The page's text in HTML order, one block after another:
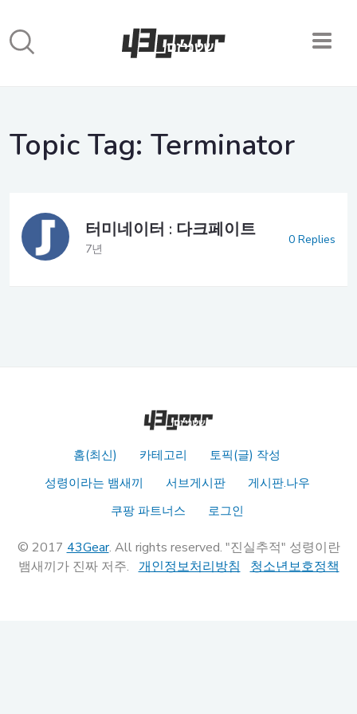
Topic Tag: Terminator
터미네이터 : 다크페이트
7년
0 Replies
홈(최신) 카테고리
토픽(글) 작성
성령이라는 뱀새끼
서브게시판
게시판.나우
쿠팡 파트너스
로그인
© 2017 43Gear. All rights reserved. "진실추적" 성령이란
뱀새끼가 진짜 저주. 개인정보처리방침 청소년보호정책